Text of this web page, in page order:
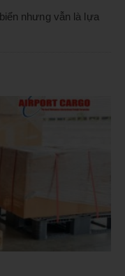
nhưng vẫn là lựa